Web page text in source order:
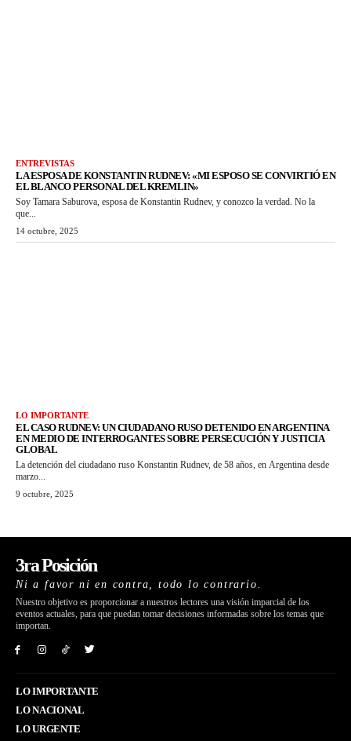
ENTREVISTAS
LA ESPOSA DE KONSTANTIN RUDNEV: «MI ESPOSO SE CONVIRTIÓ EN
EL BLANCO PERSONAL DEL KREMLIN»
Soy Tamara Saburova, esposa de Konstantin Rudnev, y conozco la verdad. No la
que...
14 octubre, 2025
LO IMPORTANTE
EL CASO RUDNEV: UN CIUDADANO RUSO DETENIDO EN ARGENTINA
EN MEDIO DE INTERROGANTES SOBRE PERSECUCIÓN Y JUSTICIA
GLOBAL
La detención del ciudadano ruso Konstantin Rudnev, de 58 años, en Argentina desde
marzo...
9 octubre, 2025
3ra Posición
Ni a favor ni en contra, todo lo contrario.
Nuestro objetivo es proporcionar a nuestros lectores una visión imparcial de los
eventos actuales, para que puedan tomar decisiones informadas sobre los temas que
importan.
LO IMPORTANTE
LO NACIONAL
LO URGENTE